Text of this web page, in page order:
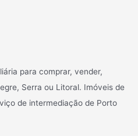
para comprar, vender,
Serra ou Litoral. Imóveis de
de intermediação de Porto